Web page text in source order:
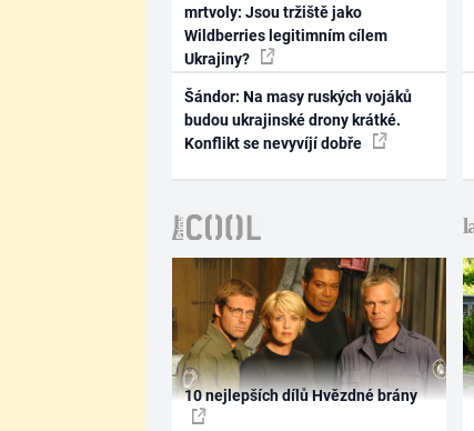
mrtvoly: Jsou tržiště jako
Wildberries legitimním cílem
Ukrajiny?
Šándor: Na masy ruských vojáků
budou ukrajinské drony krátké.
Konflikt se nevyvíjí dobře
10 nejlepších dílů Hvězdné brány